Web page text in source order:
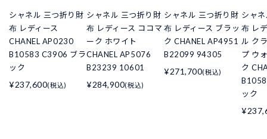
シャネル 三つ折り財
布 レディース
CHANEL AP0230
B10583 C3906 ブラ
ック
¥237,600(税込)
シャネル 三つ折り財
布 レディース ココマ
ーク ホワイト
CHANEL AP5076
B23239 10601
¥284,900(税込)
シャネル 三つ折り財
布 レディース ブラッ
ク CHANEL AP4951
B22099 94305
¥271,700(税込)
シャ
布 レ
ル ク
プ ウ
ク
ック